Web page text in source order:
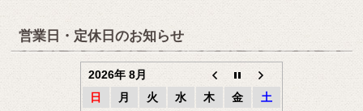
営業日・定休日のお知らせ
2026年 8月
日
月 火 水 木 金
土